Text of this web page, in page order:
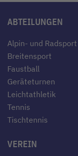
ABTEILUNGEN
Alpin- und Radsport
Breitensport
Faustball
Geräteturnen
Leichtathletik
Tennis
Tischtennis
VEREIN